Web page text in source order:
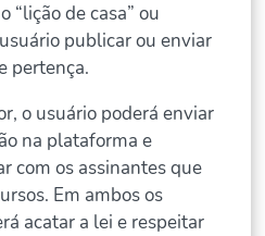
“lição de casa” ou
publicar ou enviar
pertença.
o usuário poderá enviar
na plataforma e
com os assinantes que
Em ambos os
acatar a lei e respeitar